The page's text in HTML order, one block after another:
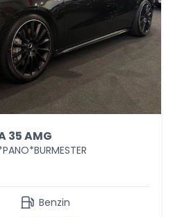
35 AMG
Benzin